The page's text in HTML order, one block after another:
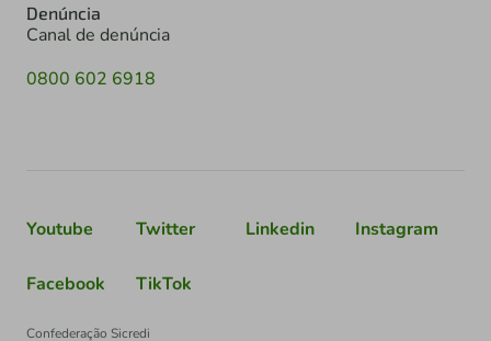
Denúncia
Canal de denúncia
0800 602 6918
Youtube Twitter Linkedin Instagram
Facebook TikTok
Confederação Sicredi